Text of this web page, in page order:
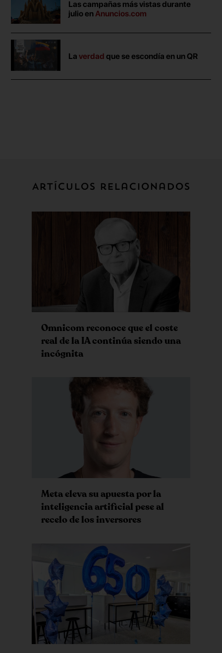
Las campañas más vistas durante
julio enAnuncios.com
Laverdad que se escondía en un QR
Artículos relacionados
Omnicom reconoce que el coste
real de la IA continúa siendo una
incógnita
Meta eleva su apuesta por la
inteligencia artificial pese al
recelo de los inversores